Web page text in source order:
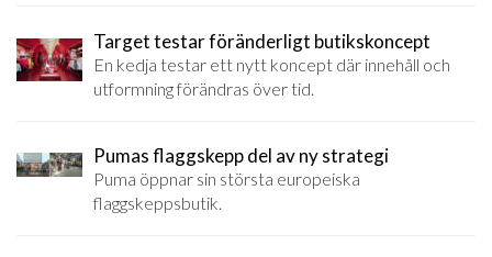
Target testar föränderligt butikskoncept
En kedja testar ett nytt koncept där innehåll och
utformning förändras över tid.
Pumas flaggskepp del av ny strategi
Puma öppnar sin största europeiska
flaggskeppsbutik.